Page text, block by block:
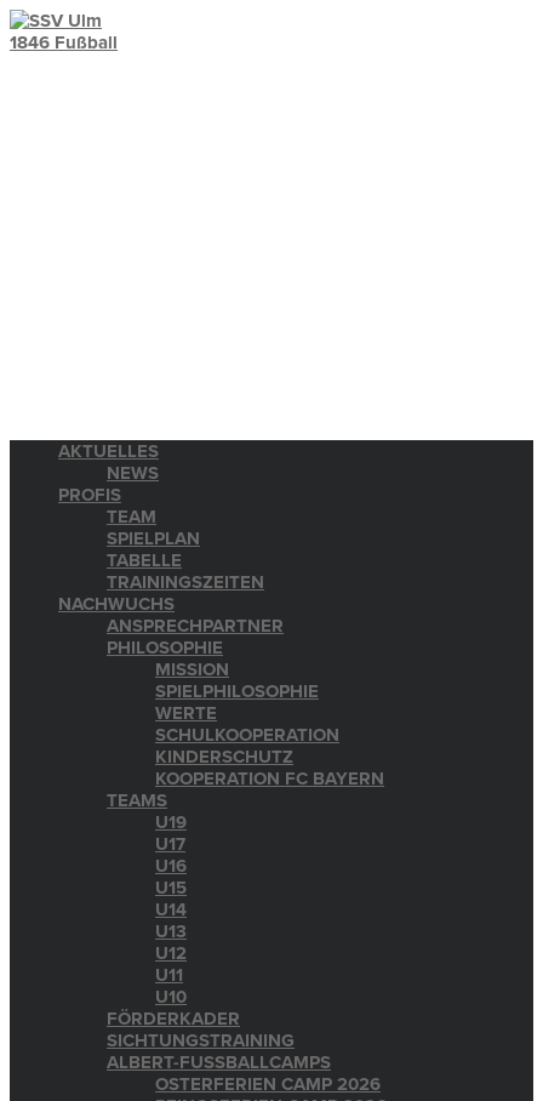
AKTUELLES
NEWS
PROFIS
TEAM
SPIELPLAN
TABELLE
TRAININGSZEITEN
NACHWUCHS
ANSPRECHPARTNER
PHILOSOPHIE
MISSION
SPIELPHILOSOPHIE
WERTE
SCHULKOOPERATION
KINDERSCHUTZ
KOOPERATION FC BAYERN
TEAMS
U19
U17
U16
U15
U14
U13
U12
U11
U10
FÖRDERKADER
SICHTUNGSTRAINING
ALBERT-FUSSBALLCAMPS
OSTERFERIEN CAMP 2026